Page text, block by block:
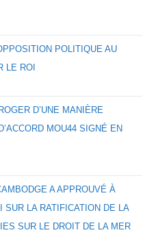
POLITIQUE AU
LE ROI
D’UNE MANIÈRE
MOU44 SIGNÉ EN
A APPROUVÉ À
SUR LA RATIFICATION DE LA
SUR LE DROIT DE LA MER